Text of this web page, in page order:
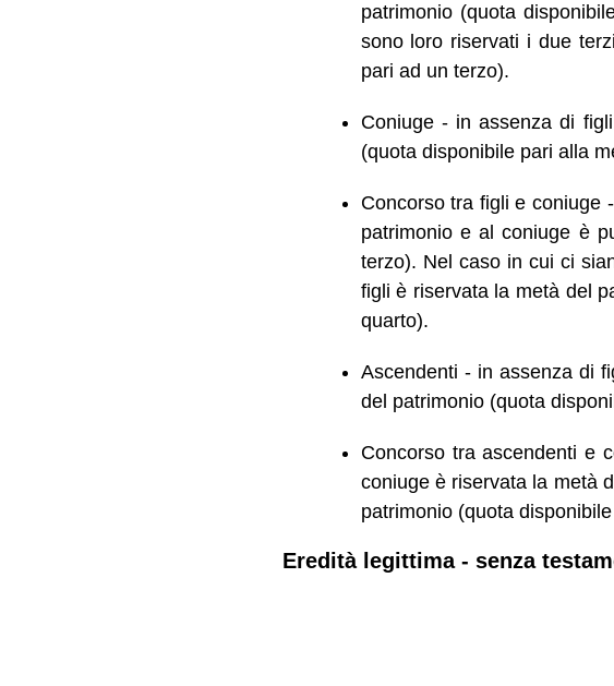
patrimonio (quota
sono loro riservati i due
pari ad un terzo).
Coniuge - in assenza di
(quota disponibile pari alla
Concorso tra figli e coniuge
patrimonio e al coniuge è
terzo). Nel caso in cui ci
figli è riservata la metà del
quarto).
Ascendenti - in assenza di
del patrimonio (quota
Concorso tra ascendenti e
coniuge è riservata la metà
patrimonio (quota
Eredità legittima - senza